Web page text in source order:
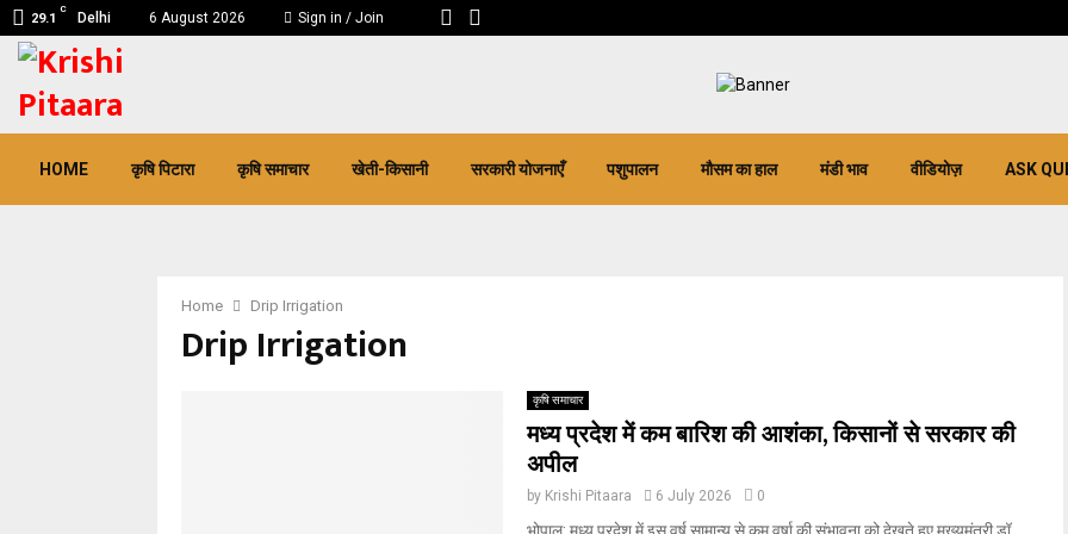
29.1
C
Delhi 6 August 2026 Sign in / Join
HOME कृषि पिटारा कृषि समाचार खेती-किसानी सरकारी योजनाएँ पशुपालन मौसम का हाल मंडी भाव वीडियोज़ ASK
Home Drip Irrigation
Drip Irrigation
कृषि समाचार
मध्य प्रदेश में कम बारिश की आशंका, किसानों से सरकार की
अपील
by Krishi Pitaara 6 July 2026 0